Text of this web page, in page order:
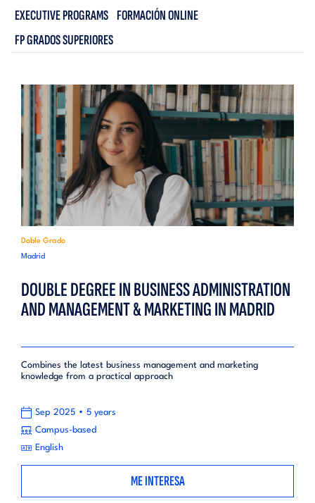
EXECUTIVE PROGRAMS FORMACIÓN ONLINE
FP GRADOS SUPERIORES
Doble Grado
Madrid
DOUBLE DEGREE IN BUSINESS ADMINISTRATION
AND MANAGEMENT & MARKETING IN MADRID
Combines the latest business management and marketing
knowledge from a practical approach
Sep 2025 • 5 years
Campus-based
English
ME INTERESA